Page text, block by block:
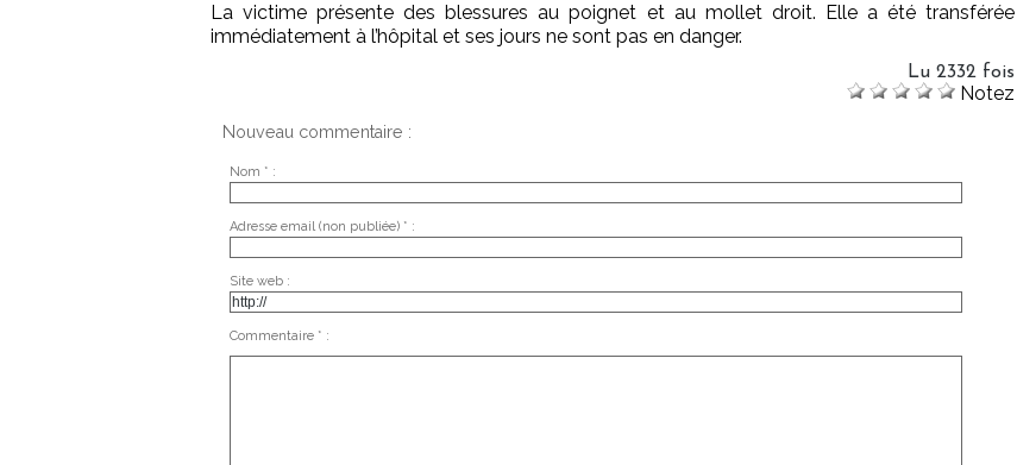
La victime présente des blessures au poignet et au mollet droit. Elle a été transférée
immédiatement à l’hôpital et ses jours ne sont pas en danger.
Lu 2332 fois
Notez
Nouveau commentaire :
Nom * :
Adresse email (non publiée) * :
Site web :
Commentaire * :